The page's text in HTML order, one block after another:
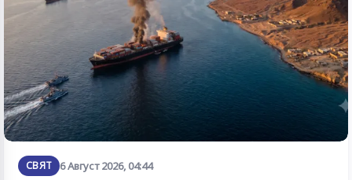
СВЯТ 6 Август 2026, 04:44